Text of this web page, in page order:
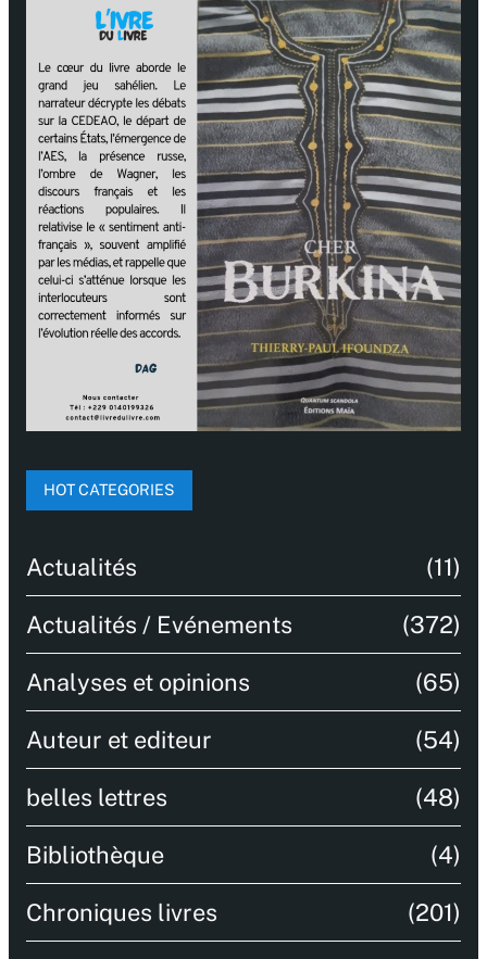
HOT CATEGORIES
Actualités (11)
Actualités / Evénements (372)
Analyses et opinions (65)
Auteur et editeur (54)
belles lettres (48)
Bibliothèque (4)
Chroniques livres (201)